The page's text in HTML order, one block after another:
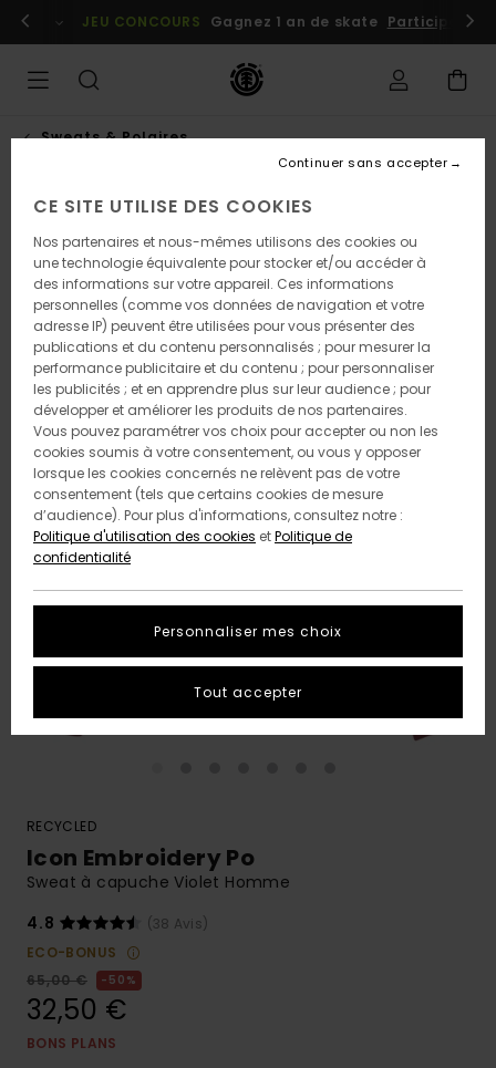
l'information
Se connecter / s'inscrire
JEU CONCOURS Gagnez 1 an de skate Participez
Sweats & Polaires
RECYCLED
Icon Embroidery Po
Sweat à capuche Violet Homme
4.8
(38 Avis)
ECO-BONUS
65,00 €
50%
32,50 €
BONS PLANS
CE SITE UTILISE DES COOKIES
Nos partenaires et nous-mêmes utilisons des cookies ou
une technologie équivalente pour stocker et/ou accéder à
des informations sur votre appareil. Ces informations
personnelles (comme vos données de navigation et votre
adresse IP) peuvent être utilisées pour vous présenter des
publications et du contenu personnalisés ; pour mesurer la
performance publicitaire et du contenu ; pour personnaliser
les publicités ; et en apprendre plus sur leur audience ; pour
développer et améliorer les produits de nos partenaires.
Vous pouvez paramétrer vos choix pour accepter ou non les
cookies soumis à votre consentement, ou vous y opposer
lorsque les cookies concernés ne relèvent pas de votre
consentement (tels que certains cookies de mesure
d’audience). Pour plus d'informations, consultez notre :
Politique d'utilisation des cookies etPolitique de
confidentialité
Personnaliser mes choix
Continuer sans accepter
Tout accepter